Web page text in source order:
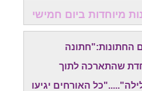
מיוחדות ביום חמישי
החתונות:"חתונה
שהתארכה לתוך
האורחים יגיעו